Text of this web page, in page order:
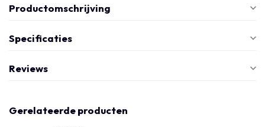
Productomschrijving
Specificaties
Reviews
Gerelateerde producten